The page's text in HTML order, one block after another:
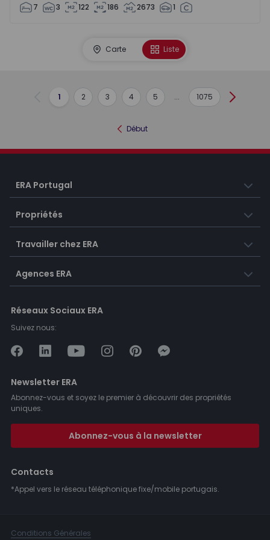
7 3 122 186 2673 1
Carte Liste
Précédent
1 2 3 4 5 ... 1075 Suivant
Début
ERA Portugal
Propriétés
Travailler chez ERA
Agences ERA
Réseaux Sociaux ERA
Suivez nous:
Newsletter ERA
Abonnez-vous et soyez le premier à découvrir des propriétés
uniques.
Abonnez-vous à la newsletter
Contacts
*Appel vers le réseau téléphonique fixe/mobile portugais.
Conditions Générales